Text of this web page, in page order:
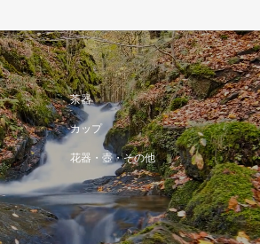
茶器
カップ
花器・壺・その他